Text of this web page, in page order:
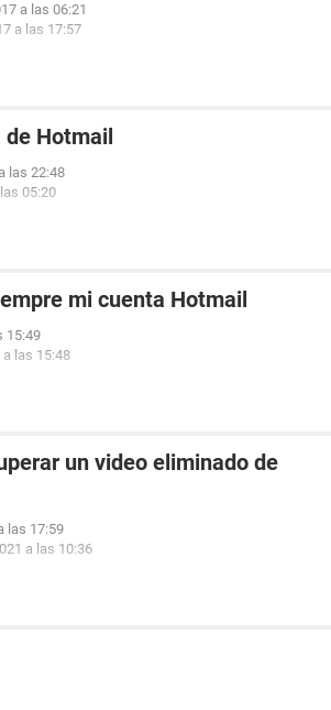
a las 06:21
a las 17:57
de Hotmail
las 22:48
05:20
mi cuenta Hotmail
15:49
a las 15:48
un video eliminado de
las 17:59
a las 10:36